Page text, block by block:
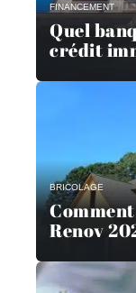
FINANCEMENT
Quel
crédit
BRICOLAGE
Renov